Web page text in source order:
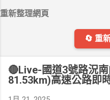
重新整理網頁
🔄 重
🔴Live-國道3號路況
81.53km)高速公路即